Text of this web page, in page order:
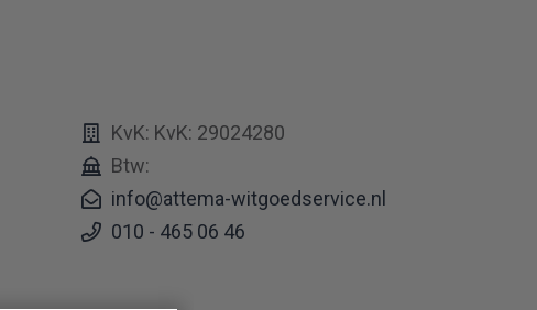
KvK: KvK: 29024280
Btw:
info@attema-witgoedservice.nl
010 - 465 06 46